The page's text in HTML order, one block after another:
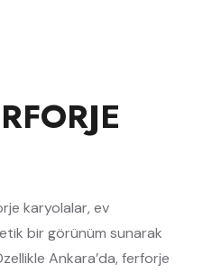
karyolalar, ev
bir görünüm sunarak
Ankara’da, ferforje